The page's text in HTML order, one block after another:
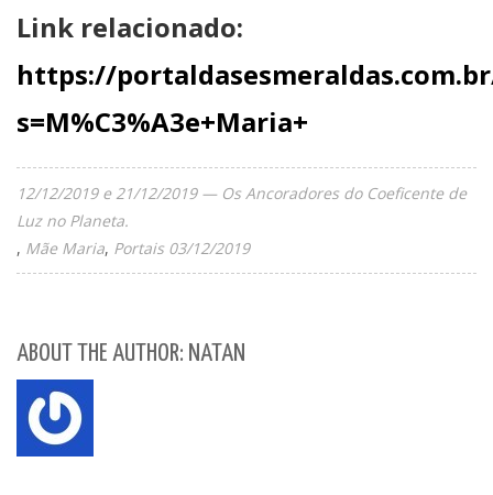
Link relacionado:
https://
s=M%C3%A3e+Maria+
12/12/2019 e 21/12/2019 — Os Ancoradores do Coeficente de
Luz no Planeta.
Mãe Maria Portais 03/12/2019
ABOUT THE AUTHOR: NATAN